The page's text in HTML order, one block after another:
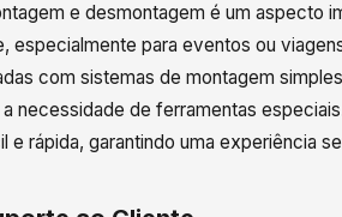
e desmontagem é um aspecto
especialmente para eventos ou
com sistemas de montagem
necessidade de ferramentas
e rápida, garantindo uma experiência